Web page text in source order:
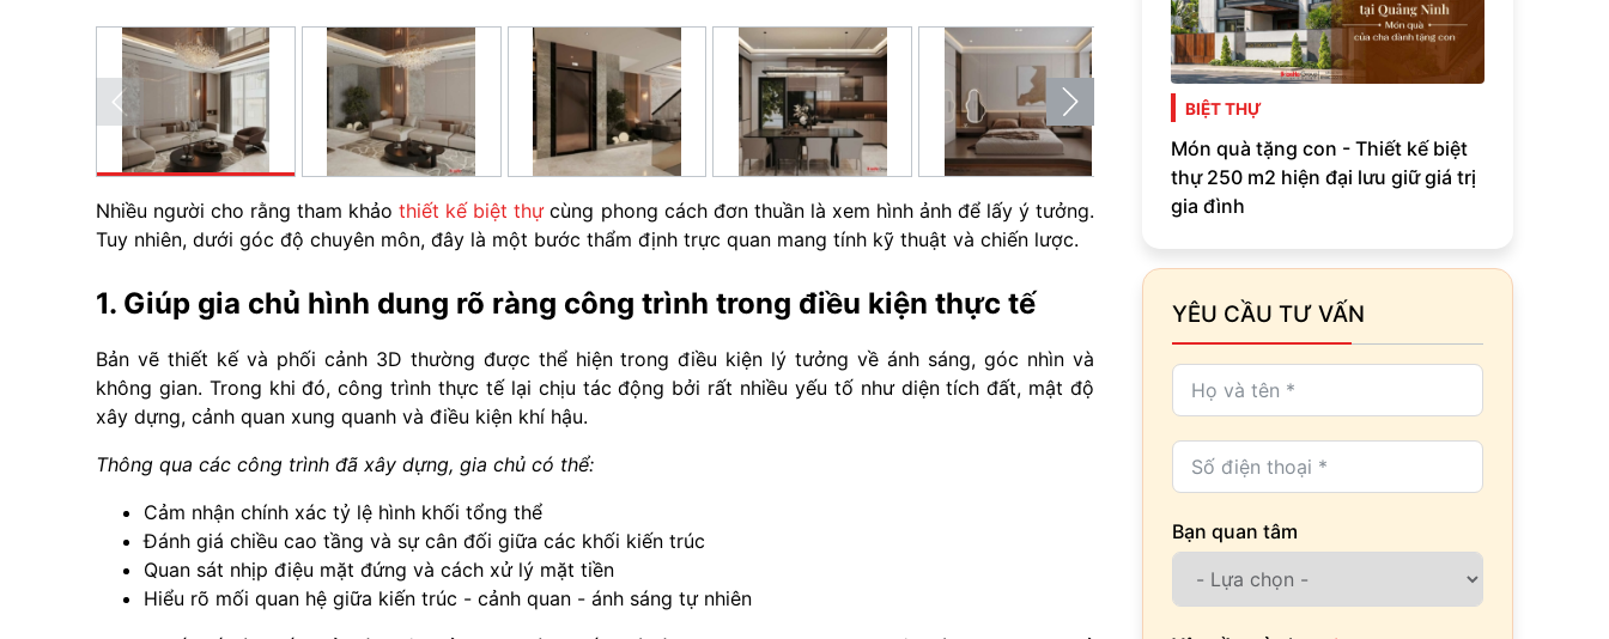
Nhiều người cho rằng tham khảothiết kế biệt thựcùng phong cách đơn thuần là xem hình ảnh để lấy ý tưởng.
Tuy nhiên, dưới góc độ chuyên môn, đây là một bước thẩm định trực quan mang tính kỹ thuật và chiến lược.
1. Giúp gia chủ hình dung rõ ràng công trình trong điều kiện thực tế
Bản vẽ thiết kế và phối cảnh 3D thường được thể hiện trong điều kiện lý tưởng về ánh sáng, góc nhìn và
không gian. Trong khi đó, công trình thực tế lại chịu tác động bởi rất nhiều yếu tố như diện tích đất, mật độ
xây dựng, cảnh quan xung quanh và điều kiện khí hậu.
Thông qua các công trình đã xây dựng, gia chủ có thể:
Cảm nhận chính xác tỷ lệ hình khối tổng thể
Đánh giá chiều cao tầng và sự cân đối giữa các khối kiến trúc
Quan sát nhịp điệu mặt đứng và cách xử lý mặt tiền
Hiểu rõ mối quan hệ giữa kiến trúc - cảnh quan - ánh sáng tự nhiên
BIỆT THỰ
Món quà tặng con - Thiết kế biệt
thự 250 m2 hiện đại lưu giữ giá trị
gia đình
YÊU CẦU TƯ VẤN
Bạn quan tâm